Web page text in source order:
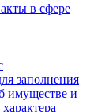
в сфере
заполнения
имуществе и